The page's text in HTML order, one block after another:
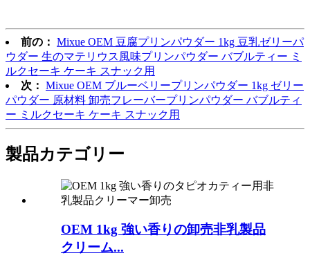
前の： Mixue OEM 豆腐プリンパウダー 1kg 豆乳ゼリーパ
ウダー 生のマテリウス風味プリンパウダー バブルティー ミ
ルクセーキ ケーキ スナック用
次： Mixue OEM ブルーベリープリンパウダー 1kg ゼリー
パウダー 原材料 卸売フレーバープリンパウダー バブルティ
ー ミルクセーキ ケーキ スナック用
製品カテゴリー
OEM 1kg 強い香りの卸売非乳製品
クリーム...